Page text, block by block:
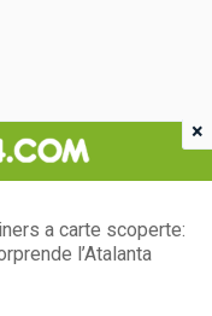
a carte scoperte:
l’Atalanta
×